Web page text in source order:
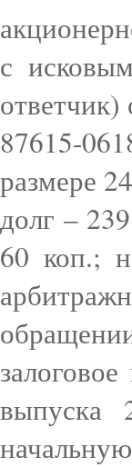
с
87615-
размере
долг –
60 коп.;
выпуска